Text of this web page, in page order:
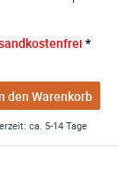
Sie können
*
den Warenkorb
ca. 5-14 Tage